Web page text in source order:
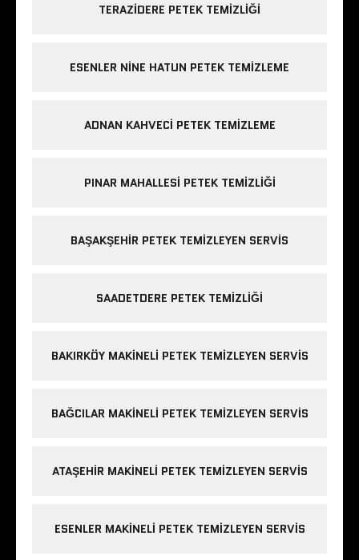
TERAZIDERE PETEK TEMIZLIĞI
ESENLER NINE HATUN PETEK TEMIZLEME
ADNAN KAHVECI PETEK TEMIZLEME
PINAR MAHALLESI PETEK TEMIZLIĞI
BAŞAKŞEHIR PETEK TEMIZLEYEN SERVIS
SAADETDERE PETEK TEMIZLIĞI
BAKIRKÖY MAKINELI PETEK TEMIZLEYEN SERVIS
BAĞCILAR MAKINELI PETEK TEMIZLEYEN SERVIS
ATAŞEHIR MAKINELI PETEK TEMIZLEYEN SERVIS
ESENLER MAKINELI PETEK TEMIZLEYEN SERVIS